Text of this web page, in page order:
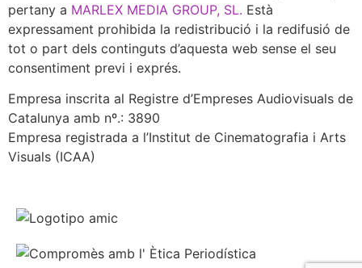
pertany a MARLEX MEDIA GROUP, SL. Està
expressament prohibida la redistribució i la redifusió de
tot o part dels continguts d’aquesta web sense el seu
consentiment previ i exprés.
Empresa inscrita al Registre d’Empreses Audiovisuals de
Catalunya amb nº.: 3890
Empresa registrada a l’Institut de Cinematografia i Arts
Visuals (ICAA)